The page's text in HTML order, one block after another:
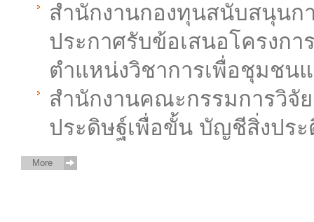
สำนักงานกองทุนสนับสนุน
ประกาศรับข้อเสนอโครงก
ตำแหน่งวิชาการเพื่อชุมชน
สำนักงานคณะกรรมการวิจั
ประดิษฐ์เพื่อขั้น บัญชีสิ่งปร
More